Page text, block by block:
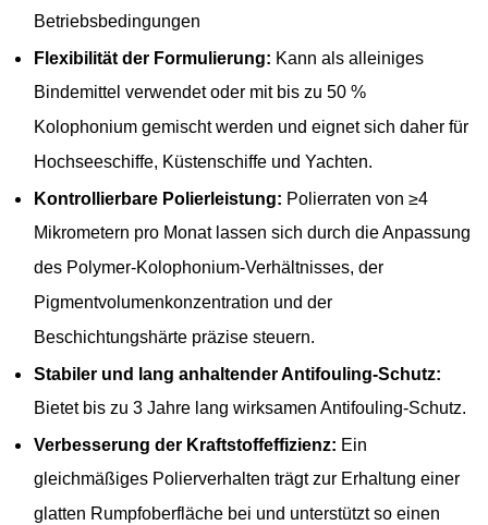
Betriebsbedingungen
Flexibilität der Formulierung: Kann als alleiniges
Bindemittel verwendet oder mit bis zu 50 %
Kolophonium gemischt werden und eignet sich daher für
Hochseeschiffe, Küstenschiffe und Yachten.
Kontrollierbare Polierleistung: Polierraten von ≥4
Mikrometern pro Monat lassen sich durch die Anpassung
des Polymer-Kolophonium-Verhältnisses, der
Pigmentvolumenkonzentration und der
Beschichtungshärte präzise steuern.
Stabiler und lang anhaltender Antifouling-Schutz:
Bietet bis zu 3 Jahre lang wirksamen Antifouling-Schutz.
Verbesserung der Kraftstoffeffizienz: Ein
gleichmäßiges Polierverhalten trägt zur Erhaltung einer
glatten Rumpfoberfläche bei und unterstützt so einen